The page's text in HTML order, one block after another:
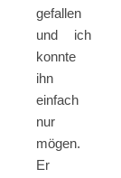
gefallen
und ich
konnte
ihn
einfach
nur
mögen.
Er